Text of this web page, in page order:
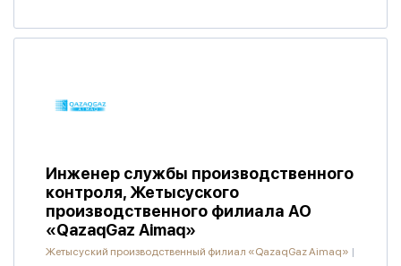
Инженер службы производственного
контроля, Жетысуского
производственного филиала АО
«QazaqGaz Aimaq»
Жетысуский производственный филиал «QazaqGaz Aimaq» |